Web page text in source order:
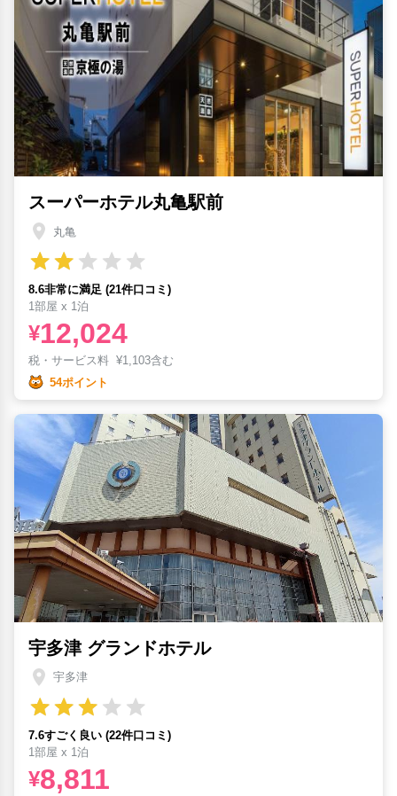
スーパーホテル丸亀駅前
丸亀
8.6非常に満足 (21件口コミ)
1部屋 x 1泊
¥12,024
税・サービス料 ¥1,103含む
54ポイント
宇多津 グランドホテル
宇多津
7.6すごく良い (22件口コミ)
1部屋 x 1泊
¥8,811